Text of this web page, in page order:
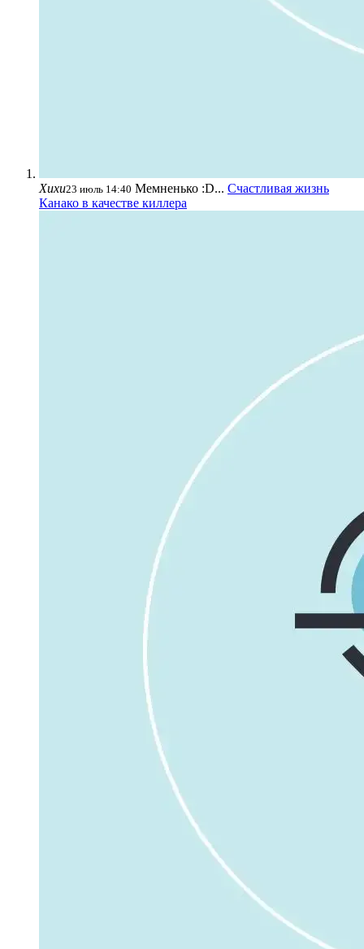
Хихи23 июль 14:40 Мемненько :D... Счастливая жизнь
Канако в качестве киллера